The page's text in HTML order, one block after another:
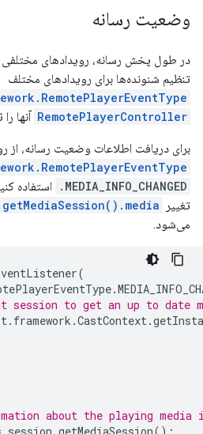
وضعیت رسانه
در طول پخش رسانه، رویدادهای
تنظیم شنونده‌ها برای رویدادهای مختلف
RemotePlayerController آنها
برای دریافت اطلاعات وضعیت رسانه، از
.MEDIA_INFO_CHANGED
استفاده
تغییر
می‌شود.
(
.
session to get an up to date
. framework .CastContext.
about the playing media